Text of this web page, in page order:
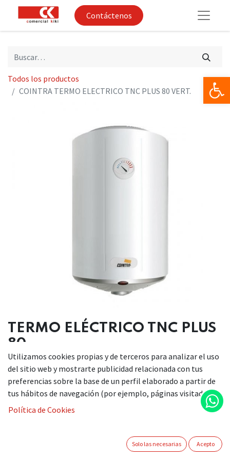
Contáctenos
Todos los productos
COINTRA TERMO ELECTRICO TNC PLUS 80 VERT.
TERMO ELÉCTRICO TNC PLUS
80
DESCRIPCIÓN
Altura (mm): 809 mm
Ancho (mm): 450 mm
Consumo energético: 1500 W W
Utilizamos cookies propias y de terceros para analizar el uso
del sitio web y mostrarte publicidad relacionada con tus
preferencias sobre la base de un perfil elaborado a partir de
tus hábitos de navegación (por ejemplo, páginas visitadas).
Política de Cookies
Solo las necesarias Acepto